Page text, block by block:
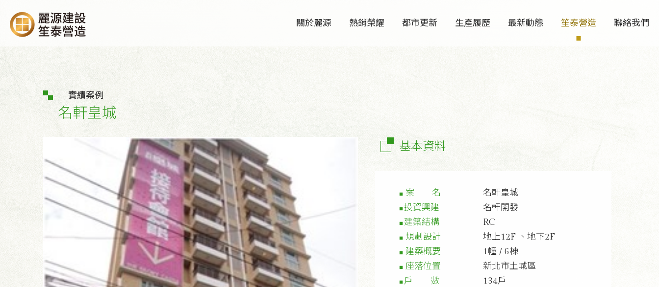
關於麗源 熱銷榮耀 都市更新 生產履歷 最新動態 笙泰營造 聯絡我們
實績案例
名軒皇城
基本資料
案 名
投資興建
建築結構
規劃設計
建築概要
座落位置
戶 數
名軒皇城
名軒開發
RC
地上12F 、地下2F
1幢 / 6棟
新北市土城區
134戶